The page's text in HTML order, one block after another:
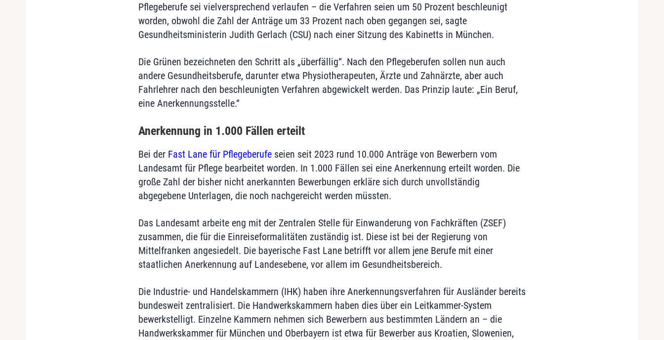
Pflegeberufe sei vielversprechend verlaufen – die Verfahren seien um 50 Prozent beschleunigt
worden, obwohl die Zahl der Anträge um 33 Prozent nach oben gegangen sei, sagte
Gesundheitsministerin Judith Gerlach (CSU) nach einer Sitzung des Kabinetts in München.
Die Grünen bezeichneten den Schritt als „überfällig“. Nach den Pflegeberufen sollen nun auch
andere Gesundheitsberufe, darunter etwa Physiotherapeuten, Ärzte und Zahnärzte, aber auch
Fahrlehrer nach den beschleunigten Verfahren abgewickelt werden. Das Prinzip laute: „Ein Beruf,
eine Anerkennungsstelle.“
Anerkennung in 1.000 Fällen erteilt
Bei der Fast Lane für Pflegeberufeseien seit 2023 rund 10.000 Anträge von Bewerbern vom
Landesamt für Pflege bearbeitet worden. In 1.000 Fällen sei eine Anerkennung erteilt worden. Die
große Zahl der bisher nicht anerkannten Bewerbungen erkläre sich durch unvollständig
abgegebene Unterlagen, die noch nachgereicht werden müssten.
Das Landesamt arbeite eng mit der Zentralen Stelle für Einwanderung von Fachkräften (ZSEF)
zusammen, die für die Einreiseformalitäten zuständig ist. Diese ist bei der Regierung von
Mittelfranken angesiedelt. Die bayerische Fast Lane betrifft vor allem jene Berufe mit einer
staatlichen Anerkennung auf Landesebene, vor allem im Gesundheitsbereich.
Die Industrie- und Handelskammern (IHK) haben ihre Anerkennungsverfahren für Ausländer bereits
bundesweit zentralisiert. Die Handwerkskammern haben dies über ein Leitkammer-System
bewerkstelligt. Einzelne Kammern nehmen sich Bewerbern aus bestimmten Ländern an – die
Handwerkskammer für München und Oberbayern ist etwa für Bewerber aus Kroatien, Slowenien,